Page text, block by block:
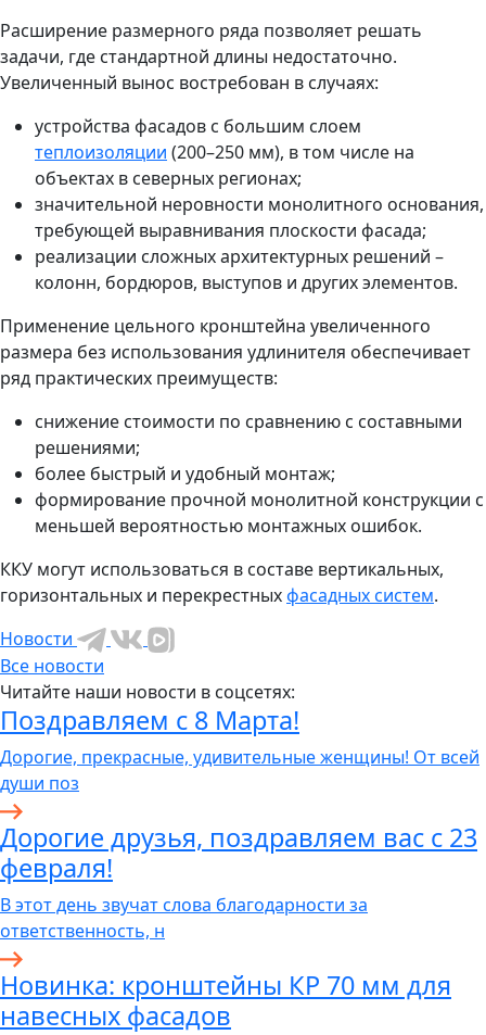
Расширение размерного ряда позволяет решать
задачи, где стандартной длины недостаточно.
Увеличенный вынос востребован в случаях:
устройства фасадов с большим слоем
теплоизоляции (200–250 мм), в том числе на
объектах в северных регионах;
значительной неровности монолитного основания,
требующей выравнивания плоскости фасада;
реализации сложных архитектурных решений –
колонн, бордюров, выступов и других элементов.
Применение цельного кронштейна увеличенного
размера без использования удлинителя обеспечивает
ряд практических преимуществ:
снижение стоимости по сравнению с составными
решениями;
более быстрый и удобный монтаж;
формирование прочной монолитной конструкции с
меньшей вероятностью монтажных ошибок.
ККУ могут использоваться в составе вертикальных,
горизонтальных и перекрестныхфасадных систем.
Новости
Все новости
Читайте наши новости в соцсетях:
Поздравляем с 8 Марта!
Дорогие, прекрасные, удивительные женщины! От всей
души поз
Дорогие друзья, поздравляем вас с 23
февраля!
В этот день звучат слова благодарности за
ответственность, н
Новинка: кронштейны КР 70 мм для
навесных фасадов